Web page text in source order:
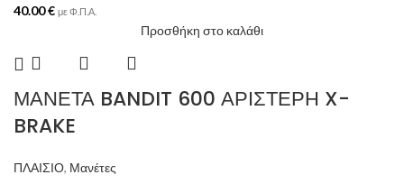
40.00€ με Φ.Π.Α.
Προσθήκη στο καλάθι
ΜΑΝΕΤΑ BANDIT 600 ΑΡΙΣΤΕΡΗ X-
BRAKE
ΠΛΑΙΣΙΟ, Μανέτες